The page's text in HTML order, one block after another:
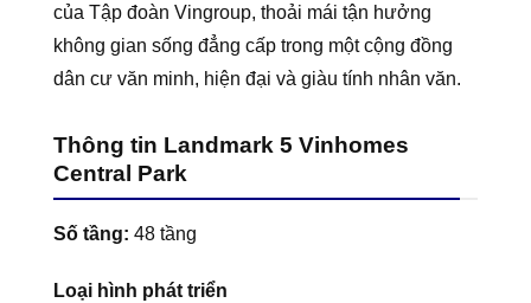
của Tập đoàn Vingroup, thoải mái tận hưởng
không gian sống đẳng cấp trong một cộng đồng
dân cư văn minh, hiện đại và giàu tính nhân văn.
Thông tin Landmark 5 Vinhomes
Central Park
Số tầng: 48 tầng
Loại hình phát triển